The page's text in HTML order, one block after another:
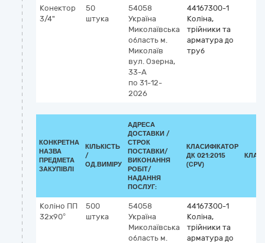
Конектор
3/4"
50
штука
54058
Україна
Миколаївська
область м.
Миколаїв
вул. Озерна,
33-А
по 31-12-
2026
44167300-1
Коліна,
трійники та
арматура до
труб
КОНКРЕТНА
НАЗВА
ПРЕДМЕТА
ЗАКУПІВЛІ
КІЛЬКІСТЬ
/
ОД.ВИМІРУ
АДРЕСА
ДОСТАВКИ /
СТРОК
ПОСТАВКИ/
ВИКОНАННЯ
РОБІТ/
НАДАННЯ
ПОСЛУГ:
КЛАСИФІКАТОР
ДК 021:2015
(CPV)
Коліно ПП
32х90°
500
штука
54058
Україна
Миколаївська
область м.
44167300-1
Коліна,
трійники та
арматура до